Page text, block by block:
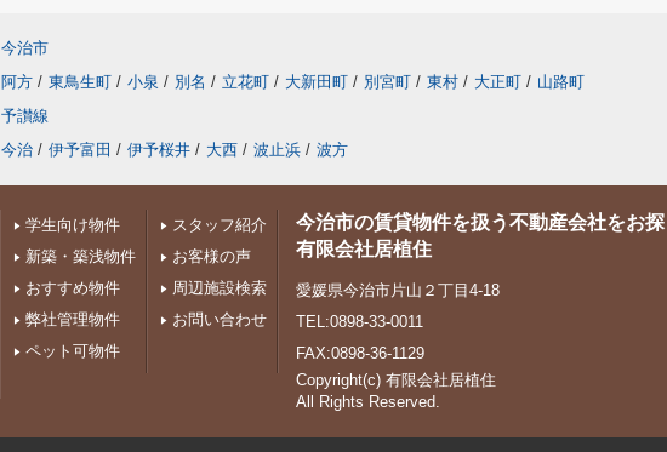
今治市
阿方 / 東鳥生町 / 小泉 / 別名 / 立花町 / 大新田町 / 別宮町 / 東村 / 大正町 / 山路町
予讃線
今治 / 伊予富田 / 伊予桜井 / 大西 / 波止浜 / 波方
学生向け物件
新築・築浅物件
おすすめ物件
弊社管理物件
ペット可物件
スタッフ紹介
お客様の声
周辺施設検索
お問い合わせ
今治市の賃貸物件を扱う不動産会社をお
有限会社居植住
愛媛県今治市片山２丁目4-18
TEL:0898-33-0011
FAX:0898-36-1129
Copyright(c) 有限会社居植住
All Rights Reserved.